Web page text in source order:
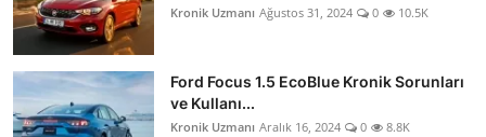
Kronik Uzmanı Ağustos 31, 2024 0 10.5K
Ford Focus 1.5 EcoBlue Kronik Sorunları
ve Kullanı...
Kronik Uzmanı Aralık 16, 2024 0 8.8K